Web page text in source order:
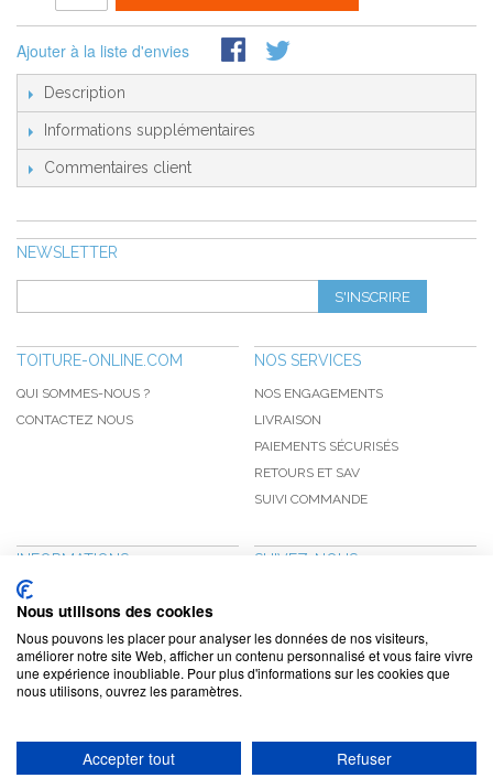
Ajouter à la liste d'envies
Description
Informations supplémentaires
Commentaires client
NEWSLETTER
S'INSCRIRE
TOITURE-ONLINE.COM
QUI SOMMES-NOUS ?
CONTACTEZ NOUS
NOS SERVICES
NOS ENGAGEMENTS
LIVRAISON
PAIEMENTS SÉCURISÉS
RETOURS ET SAV
SUIVI COMMANDE
INFORMATIONS
NOUVEAUTÉS
PROMOTIONS
CGV
CONFIDENTIALITÉ
MENTIONS LÉGALES
SUIVEZ-NOUS
NOTRE BLOG
Nous utilisons des cookies
Nous pouvons les placer pour analyser les données de nos visiteurs,
améliorer notre site Web, afficher un contenu personnalisé et vous faire vivre
une expérience inoubliable. Pour plus d'informations sur les cookies que
nous utilisons, ouvrez les paramètres.
Accepter tout Refuser